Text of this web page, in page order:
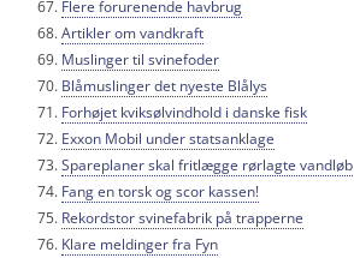
Flere forurenende havbrug
Artikler om vandkraft
Muslinger til svinefoder
Blåmuslinger det nyeste Blålys
Forhøjet kviksølvindhold i danske fisk
Exxon Mobil under statsanklage
Spareplaner skal fritlægge rørlagte vandløb
Fang en torsk og scor kassen!
Rekordstor svinefabrik på trapperne
Klare meldinger fra Fyn